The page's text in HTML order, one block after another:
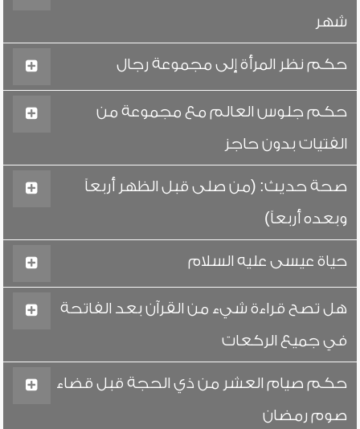
شهر
حكم نظر المرأة إلى مجموعة رجال
حكم جلوس العالم مع مجموعة من
الفتيات بدون حاجز
صحة حديث: (من صلى قبل الظهر أربعاً
وبعده أربعاً)
حياة عيسى عليه السلام
هل تصح قراءة شيء من القرآن بعد الفاتحة
في جميع الركعات
حكم صيام العشر من ذي الحجة قبل قضاء
صوم رمضان